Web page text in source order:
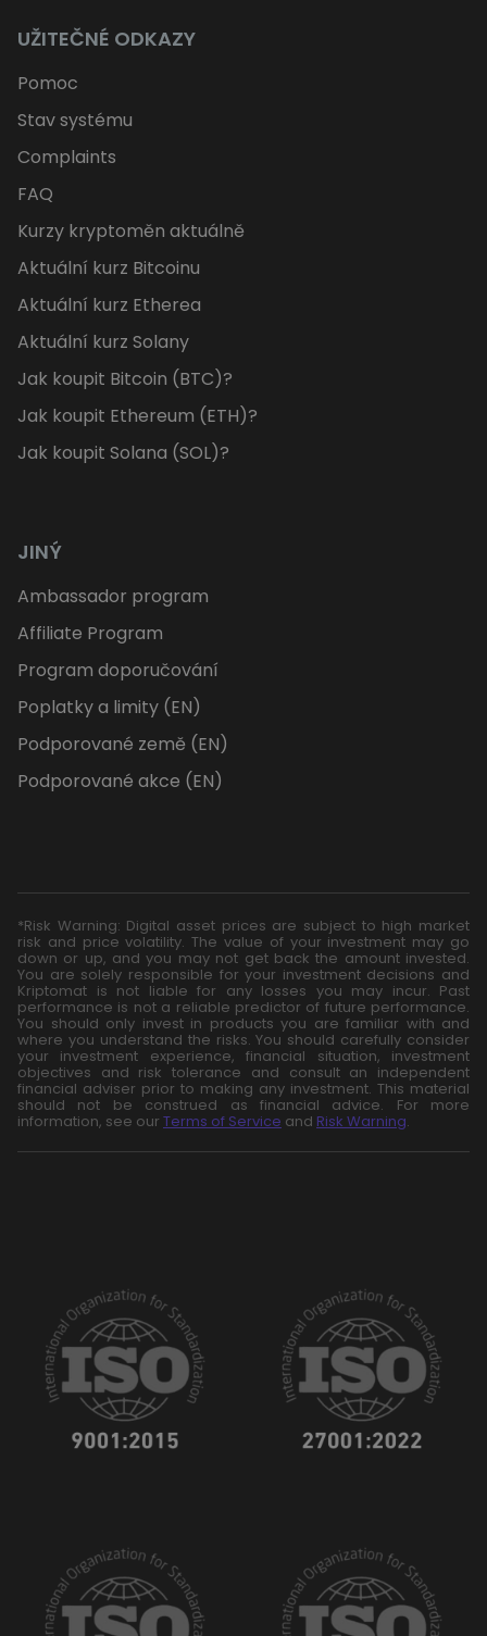
UŽITEČNÉ ODKAZY
Pomoc
Stav systému
Complaints
FAQ
Kurzy kryptoměn aktuálně
Aktuální kurz Bitcoinu
Aktuální kurz Etherea
Aktuální kurz Solany
Jak koupit Bitcoin (BTC)?
Jak koupit Ethereum (ETH)?
Jak koupit Solana (SOL)?
JINÝ
Ambassador program
Affiliate Program
Program doporučování
Poplatky a limity (EN)
Podporované země (EN)
Podporované akce (EN)
*Risk Warning: Digital asset prices are subject to high market
risk and price volatility. The value of your investment may go
down or up, and you may not get back the amount invested.
You are solely responsible for your investment decisions and
Kriptomat is not liable for any losses you may incur. Past
performance is not a reliable predictor of future performance.
You should only invest in products you are familiar with and
where you understand the risks. You should carefully consider
your investment experience, financial situation, investment
objectives and risk tolerance and consult an independent
financial adviser prior to making any investment. This material
should not be construed as financial advice. For more
information, see our Terms of Service and Risk Warning.